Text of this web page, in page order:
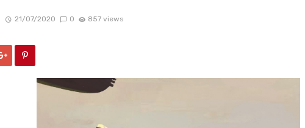
21/07/2020 0 857 views